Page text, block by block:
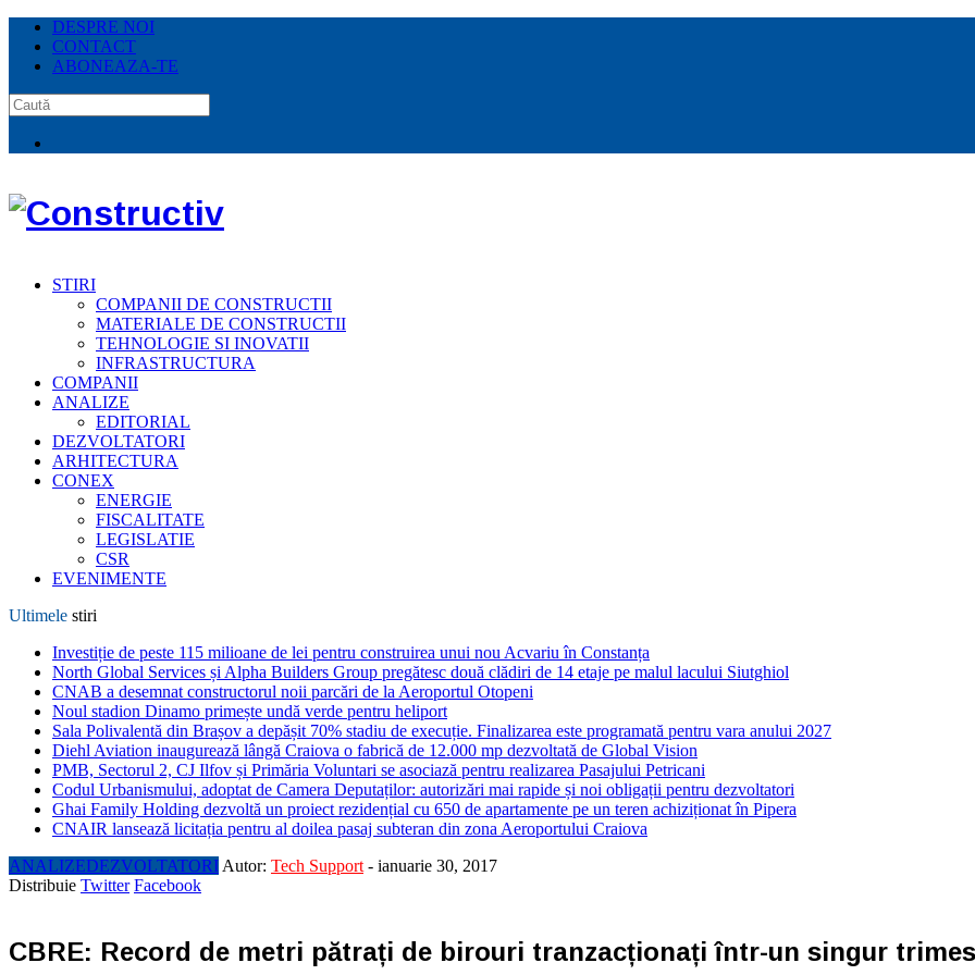
DESPRE NOI
CONTACT
ABONEAZA-TE
STIRI
COMPANII DE CONSTRUCTII
MATERIALE DE CONSTRUCTII
TEHNOLOGIE SI INOVATII
INFRASTRUCTURA
COMPANII
ANALIZE
EDITORIAL
DEZVOLTATORI
ARHITECTURA
CONEX
ENERGIE
FISCALITATE
LEGISLATIE
CSR
EVENIMENTE
Ultimele stiri
Investiție de peste 115 milioane de lei pentru construirea unui nou Acvariu în Constanța
North Global Services și Alpha Builders Group pregătesc două clădiri de 14 etaje pe malul lacului Siutghiol
CNAB a desemnat constructorul noii parcări de la Aeroportul Otopeni
Noul stadion Dinamo primește undă verde pentru heliport
Sala Polivalentă din Brașov a depășit 70% stadiu de execuție. Finalizarea este programată pentru vara anului 2027
Diehl Aviation inaugurează lângă Craiova o fabrică de 12.000 mp dezvoltată de Global Vision
PMB, Sectorul 2, CJ Ilfov și Primăria Voluntari se asociază pentru realizarea Pasajului Petricani
Codul Urbanismului, adoptat de Camera Deputaților: autorizări mai rapide și noi obligații pentru dezvoltatori
Ghai Family Holding dezvoltă un proiect rezidențial cu 650 de apartamente pe un teren achiziționat în Pipera
CNAIR lansează licitația pentru al doilea pasaj subteran din zona Aeroportului Craiova
ANALIZEDEZVOLTATORI Autor: Tech Support - ianuarie 30, 2017
Distribuie Twitter Facebook
CBRE: Record de metri pătrați de birouri tranzacționați într-un singur